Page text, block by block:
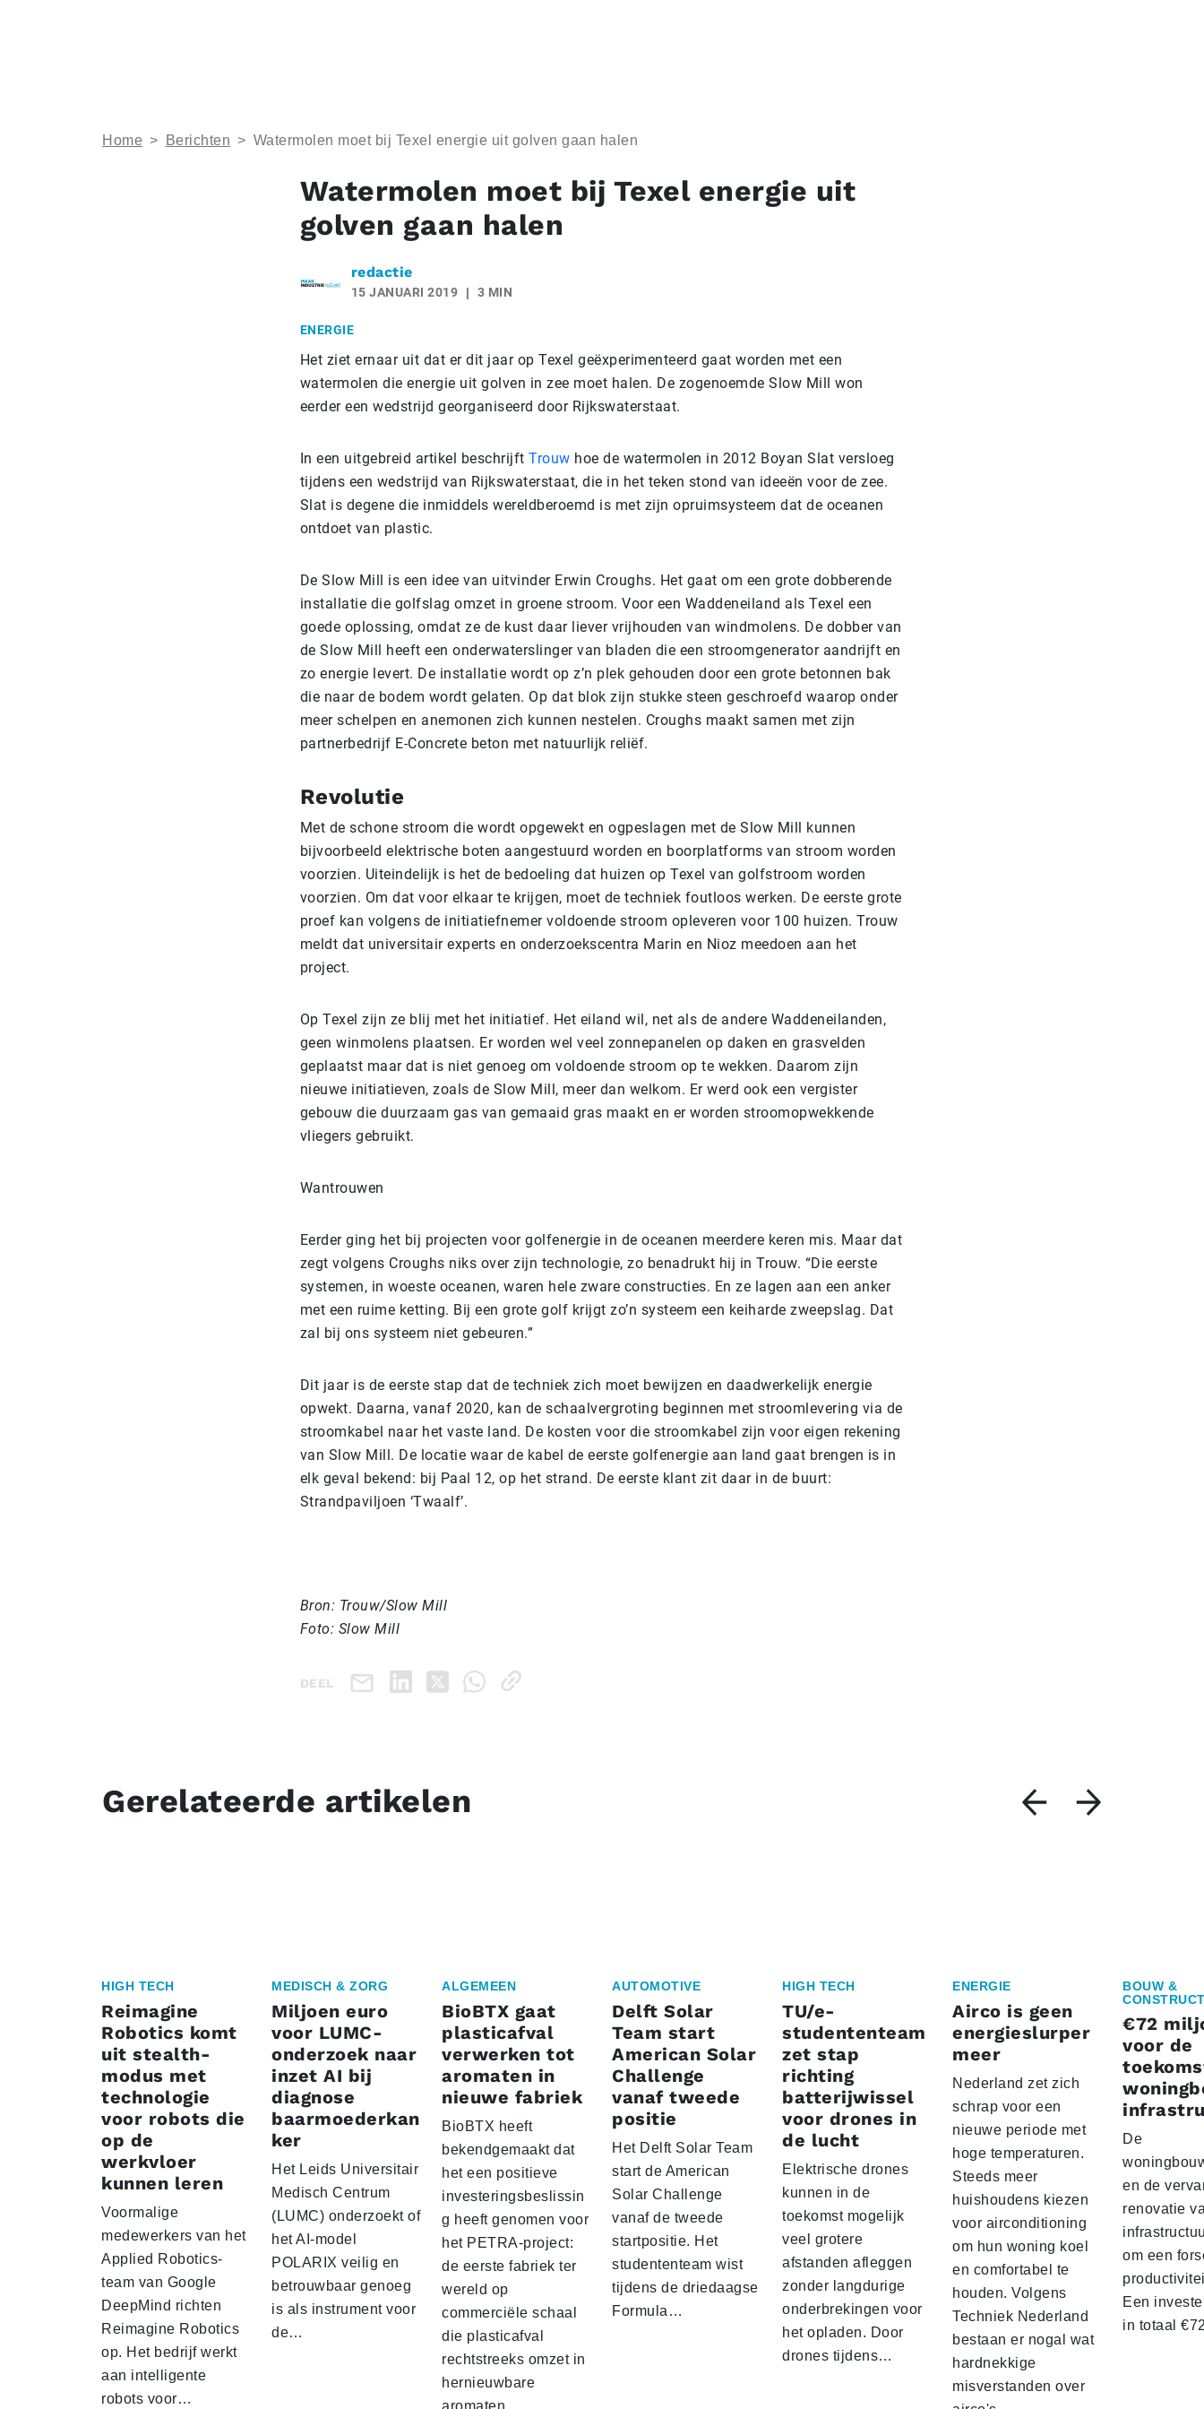
Home > Berichten > Watermolen moet bij Texel energie uit golven gaan halen
Watermolen moet bij Texel energie uit
golven gaan halen
redactie
15 JANUARI 2019 3 MIN
ENERGIE
Het ziet ernaar uit dat er dit jaar op Texel geëxperimenteerd gaat worden met een
watermolen die energie uit golven in zee moet halen. De zogenoemde Slow Mill won
eerder een wedstrijd georganiseerd door Rijkswaterstaat.
In een uitgebreid artikel beschrijft Trouw hoe de watermolen in 2012 Boyan Slat versloeg
tijdens een wedstrijd van Rijkswaterstaat, die in het teken stond van ideeën voor de zee.
Slat is degene die inmiddels wereldberoemd is met zijn opruimsysteem dat de oceanen
ontdoet van plastic.
De Slow Mill is een idee van uitvinder Erwin Croughs. Het gaat om een grote dobberende
installatie die golfslag omzet in groene stroom. Voor een Waddeneiland als Texel een
goede oplossing, omdat ze de kust daar liever vrijhouden van windmolens. De dobber van
de Slow Mill heeft een onderwaterslinger van bladen die een stroomgenerator aandrijft en
zo energie levert. De installatie wordt op z’n plek gehouden door een grote betonnen bak
die naar de bodem wordt gelaten. Op dat blok zijn stukke steen geschroefd waarop onder
meer schelpen en anemonen zich kunnen nestelen. Croughs maakt samen met zijn
partnerbedrijf E-Concrete beton met natuurlijk reliëf.
Revolutie
Met de schone stroom die wordt opgewekt en ogpeslagen met de Slow Mill kunnen
bijvoorbeeld elektrische boten aangestuurd worden en boorplatforms van stroom worden
voorzien. Uiteindelijk is het de bedoeling dat huizen op Texel van golfstroom worden
voorzien. Om dat voor elkaar te krijgen, moet de techniek foutloos werken. De eerste grote
proef kan volgens de initiatiefnemer voldoende stroom opleveren voor 100 huizen. Trouw
meldt dat universitair experts en onderzoekscentra Marin en Nioz meedoen aan het
project.
Op Texel zijn ze blij met het initiatief. Het eiland wil, net als de andere Waddeneilanden,
geen winmolens plaatsen. Er worden wel veel zonnepanelen op daken en grasvelden
geplaatst maar dat is niet genoeg om voldoende stroom op te wekken. Daarom zijn
nieuwe initiatieven, zoals de Slow Mill, meer dan welkom. Er werd ook een vergister
gebouw die duurzaam gas van gemaaid gras maakt en er worden stroomopwekkende
vliegers gebruikt.
Wantrouwen
Eerder ging het bij projecten voor golfenergie in de oceanen meerdere keren mis. Maar dat
zegt volgens Croughs niks over zijn technologie, zo benadrukt hij in Trouw. “Die eerste
systemen, in woeste oceanen, waren hele zware constructies. En ze lagen aan een anker
met een ruime ketting. Bij een grote golf krijgt zo’n systeem een keiharde zweepslag. Dat
zal bij ons systeem niet gebeuren.”
Dit jaar is de eerste stap dat de techniek zich moet bewijzen en daadwerkelijk energie
opwekt. Daarna, vanaf 2020, kan de schaalvergroting beginnen met stroomlevering via de
stroomkabel naar het vaste land. De kosten voor die stroomkabel zijn voor eigen rekening
van Slow Mill. De locatie waar de kabel de eerste golfenergie aan land gaat brengen is in
elk geval bekend: bij Paal 12, op het strand. De eerste klant zit daar in de buurt:
Strandpaviljoen ‘Twaalf’.
Bron: Trouw/Slow Mill
Foto: Slow Mill
DEEL
Gerelateerde artikelen
HIGH TECH
Reimagine
Robotics komt
uit stealth-
modus met
technologie
voor robots die
op de
werkvloer
kunnen leren
Voormalige
medewerkers van het
Applied Robotics-
team van Google
DeepMind richten
Reimagine Robotics
op. Het bedrijf werkt
aan intelligente
robots voor…
MEDISCH & ZORG
Miljoen euro
voor LUMC-
onderzoek naar
inzet AI bij
diagnose
baarmoederkan
ker
Het Leids Universitair
Medisch Centrum
(LUMC) onderzoekt of
het AI-model
POLARIX veilig en
betrouwbaar genoeg
is als instrument voor
de…
ALGEMEEN
BioBTX gaat
plasticafval
verwerken tot
aromaten in
nieuwe fabriek
BioBTX heeft
bekendgemaakt dat
het een positieve
investeringsbeslissin
g heeft genomen voor
het PETRA-project:
de eerste fabriek ter
wereld op
commerciële schaal
die plasticafval
rechtstreeks omzet in
hernieuwbare
AUTOMOTIVE
Delft Solar
Team start
American Solar
Challenge
vanaf tweede
positie
Het Delft Solar Team
start de American
Solar Challenge
vanaf de tweede
startpositie. Het
studententeam wist
tijdens de driedaagse
Formula…
HIGH TECH
TU/e-
studententeam
zet stap
richting
batterijwissel
voor drones in
de lucht
Elektrische drones
kunnen in de
toekomst mogelijk
veel grotere
afstanden afleggen
zonder langdurige
onderbrekingen voor
het opladen. Door
drones tijdens…
ENERGIE
Airco is geen
energieslurper
meer
Nederland zet zich
schrap voor een
nieuwe periode met
hoge temperaturen.
Steeds meer
huishoudens kiezen
voor airconditioning
om hun woning koel
en comfortabel te
houden. Volgens
Techniek Nederland
bestaan er nogal wat
hardnekkige
misverstanden over
BOUW &
€72
voor de
De
en de
renovatie
om een
Een
in totaal